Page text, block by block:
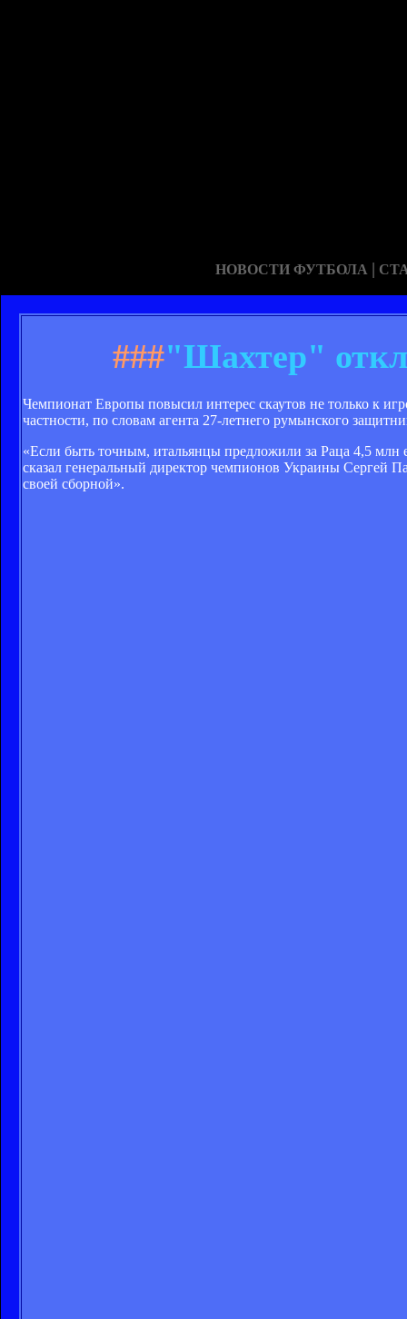
НОВОСТИ ФУТБОЛА |
###"Шахтер"
Чемпионат Европы повысил интерес скаутов не только к
частности, по словам агента 27-летнего румынского
«Если быть точным, итальянцы предложили за Раца 4,5 млн
сказал генеральный директор чемпионов Украины Сергей
своей сборной».